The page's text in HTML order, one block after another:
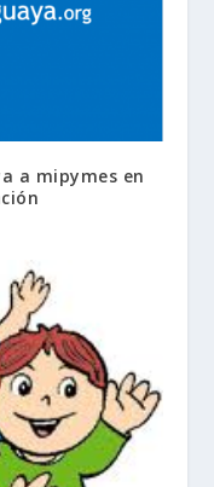
a mipymes en